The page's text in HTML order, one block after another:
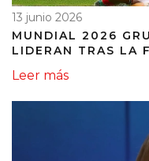
13 junio 2026
MUNDIAL 2026
LIDERAN TRAS LA
Leer más